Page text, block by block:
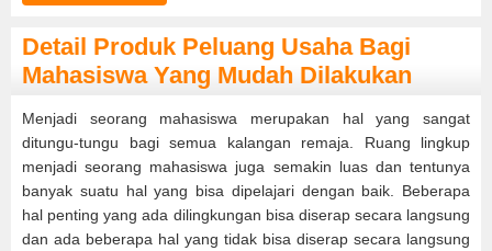
Detail Produk Peluang Usaha Bagi
Mahasiswa Yang Mudah Dilakukan
Menjadi seorang mahasiswa merupakan hal yang sangat
ditungu-tungu bagi semua kalangan remaja. Ruang lingkup
menjadi seorang mahasiswa juga semakin luas dan tentunya
banyak suatu hal yang bisa dipelajari dengan baik. Beberapa
hal penting yang ada dilingkungan bisa diserap secara langsung
dan ada beberapa hal yang tidak bisa diserap secara langsung